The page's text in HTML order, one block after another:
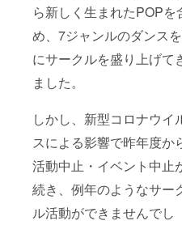
ら新しく生まれたPOPを
め、7ジャンルのダンス
にサークルを盛り上げて
ました。
しかし、新型コロナウイ
スによる影響で昨年度か
活動中止・イベント中止
続き、例年のようなサー
ル活動ができませんでし